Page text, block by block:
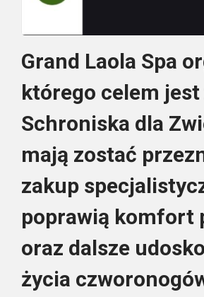
Grand Laola Spa
którego celem
Schroniska dla
mają zostać
zakup
poprawią komfort
oraz dalsze
życia